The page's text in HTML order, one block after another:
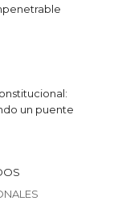
un puente